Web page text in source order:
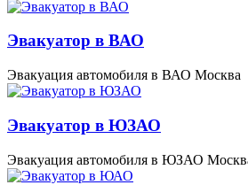
Эвакуатор в ВАО
Эвакуация автомобиля в ВАО Москва
Эвакуатор в ЮЗАО
Эвакуация автомобиля в ЮЗАО